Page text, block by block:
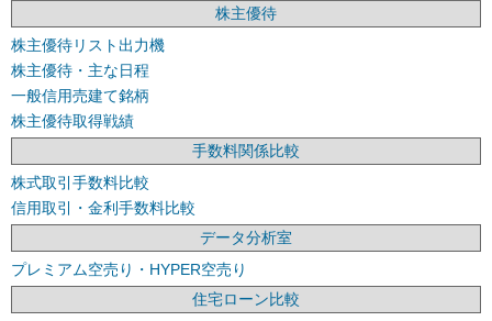
株主優待
株主優待リスト出力機
株主優待・主な日程
一般信用売建て銘柄
株主優待取得戦績
手数料関係比較
株式取引手数料比較
信用取引・金利手数料比較
データ分析室
プレミアム空売り・HYPER空売り
住宅ローン比較